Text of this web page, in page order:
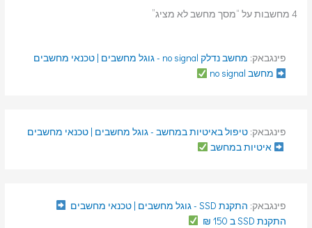
4 מחשבות על “מסך מחשב לא מציג”
פינגבאק: מחשב נדלק no signal - גוגל מחשבים | טכנאי מחשבים
מחשב no signal
פינגבאק: טיפול באיטיות במחשב - גוגל מחשבים | טכנאי מחשבים
איטיות במחשב
פינגבאק: התקנת SSD - גוגל מחשבים | טכנאי מחשבים
התקנת SSD ב 150 ₪